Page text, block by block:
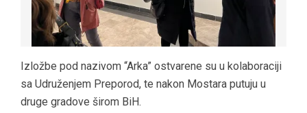
Izložbe pod nazivom “Arka” ostvarene su u kolaboraciji
sa Udruženjem Preporod, te nakon Mostara putuju u
druge gradove širom BiH.